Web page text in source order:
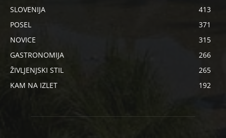
SLOVENIJA
413
POSEL
371
NOVICE
315
GASTRONOMIJA
266
ŽIVLJENJSKI STIL
265
KAM NA IZLET
192